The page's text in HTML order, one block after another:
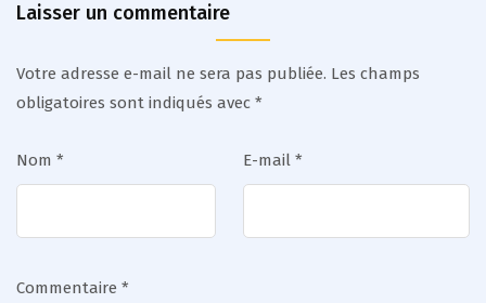
Laisser un commentaire
Votre adresse e-mail ne sera pas publiée. Les champs
obligatoires sont indiqués avec *
Nom * E-mail *
Commentaire *